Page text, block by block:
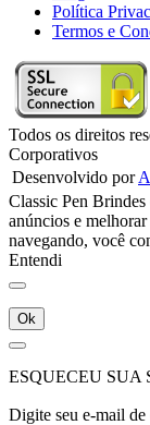
Política
Termos e
Todos os direitos
Corporativos
Desenvolvido por
Classic Pen
anúncios e
navegando, você
Entendi
Ok
ESQUECEU SUA
Digite seu e-mail de